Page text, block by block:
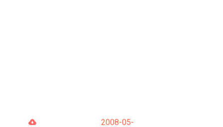
2008-05-